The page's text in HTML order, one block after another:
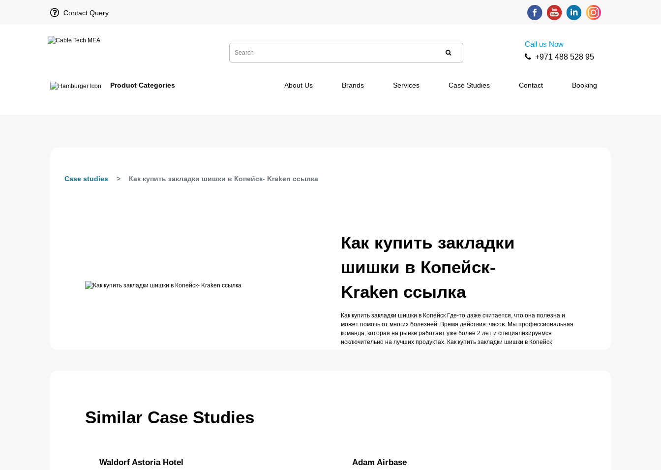
Contact Query
Call us Now
+971 488 528 95
Product Categories About Us Brands Services Case Studies Contact Booking
Case studies Как купить закладки шишки в Копейск- Kraken ссылка
Как купить закладки
шишки в Копейск-
Kraken ссылка
Как купить закладки шишки в Копейск Где-то даже считается, что она полезна и
может помочь от многих болезней. Время действия: часов. Мы профессиональная
команда, которая на рынке работает уже более 2 лет и специализируемся
исключительно на лучших продуктах. Как купить закладки шишки в Копейск
Similar Case Studies
Waldorf Astoria Hotel Adam Airbase